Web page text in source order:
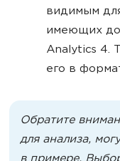
видимым
имеющих
Analytics 4.
его в
Обратите
для анализа,